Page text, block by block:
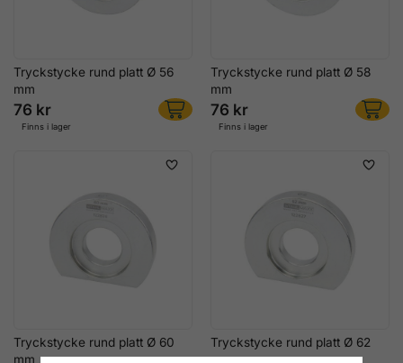
Tryckstycke rund platt Ø 56
mm
76 kr
Finns i lager
Tryckstycke rund platt Ø 58
mm
76 kr
Finns i lager
Tryckstycke rund platt Ø 60
mm
Tryckstycke rund platt Ø 62
mm